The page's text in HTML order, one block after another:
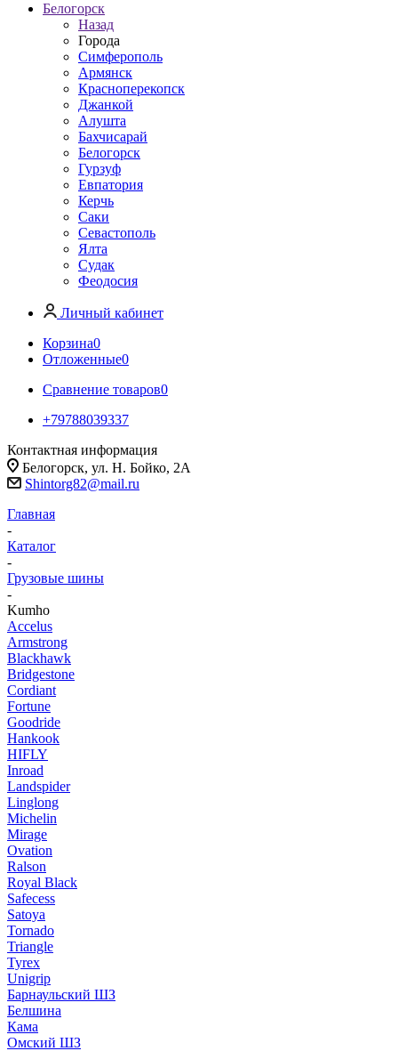
Белогорск
Назад
Города
Симферополь
Армянск
Красноперекопск
Джанкой
Алушта
Бахчисарай
Белогорск
Гурзуф
Евпатория
Керчь
Саки
Севастополь
Ялта
Судак
Феодосия
Личный кабинет
Корзина0
Отложенные0
Сравнение товаров0
+79788039337
Контактная информация
Белогорск, ул. Н. Бойко, 2А
Shintorg82@mail.ru
Главная
-
Каталог
-
Грузовые шины
-
Kumho
Accelus
Armstrong
Blackhawk
Bridgestone
Cordiant
Fortune
Goodride
Hankook
HIFLY
Inroad
Landspider
Linglong
Michelin
Mirage
Ovation
Ralson
Royal Black
Safecess
Satoya
Tornado
Triangle
Tyrex
Unigrip
Барнаульский ШЗ
Белшина
Кама
Омский ШЗ